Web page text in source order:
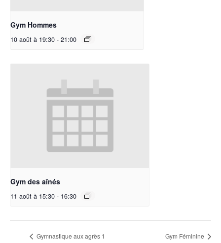
Gym Hommes
10 août à 19:30 - 21:00
Gym des aînés
11 août à 15:30 - 16:30
Gymnastique aux agrès 1 Gym Féminine